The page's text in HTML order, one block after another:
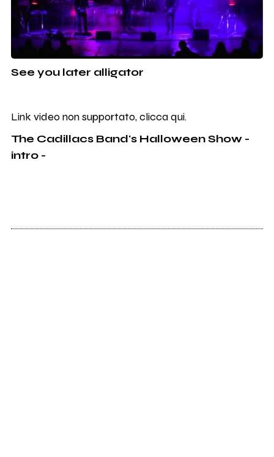
See you later alligator
Link video non supportato, clicca qui.
The Cadillacs Band's Halloween Show -
intro -